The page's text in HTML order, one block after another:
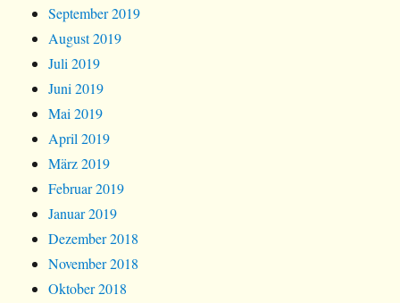
September 2019
August 2019
Juli 2019
Juni 2019
Mai 2019
April 2019
März 2019
Februar 2019
Januar 2019
Dezember 2018
November 2018
Oktober 2018